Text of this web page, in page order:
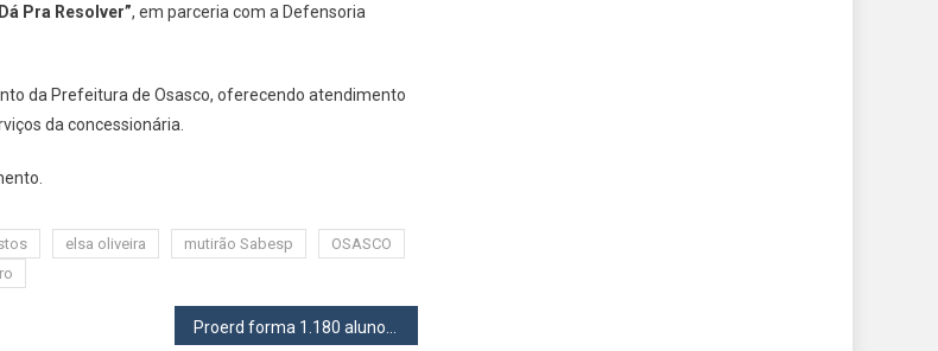
Pra Resolver”, em parceria com a Defensoria
da Prefeitura de Osasco, oferecendo atendimento
da concessionária.
elsa oliveira mutirão Sabesp
OSASCO